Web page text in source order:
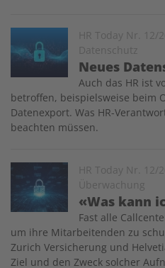
HR Today Nr. 12/
Datenschutz
Neues
Auch das HR ist
betroffen, beispielsweise beim
Datenexport. Was HR-
beachten müssen.
HR Today Nr. 12/
Überwachung
«Was kann
Fast alle
um ihre Mitarbeitenden zu
Zurich Versicherung und
Ziel und den Zweck solcher